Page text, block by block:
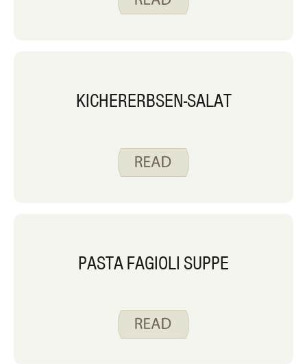
KICHERERBSEN-SALAT
PASTA FAGIOLI SUPPE